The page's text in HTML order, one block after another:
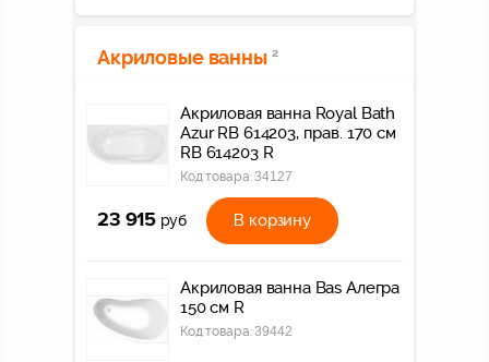
Акриловые ванны 2
Акриловая ванна Royal Bath
Azur RB 614203, прав. 170 см
RB 614203 R
Код товара:34127
23 915 руб В корзину
Акриловая ванна Bas Алегра
150 см R
Код товара:39442